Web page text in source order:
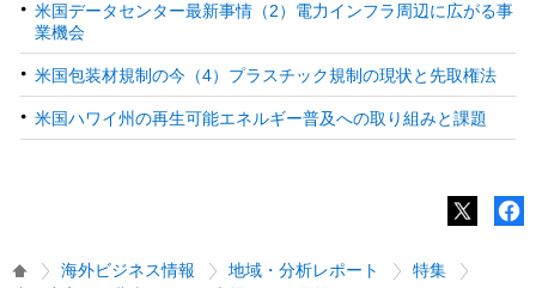
米国データセンター最新事情（2）電力インフラ周辺に広がる事
業機会
米国包装材規制の今（4）プラスチック規制の現状と先取権法
米国ハワイ州の再生可能エネルギー普及への取り組みと課題
海外ビジネス情報 地域・分析レポート
特集